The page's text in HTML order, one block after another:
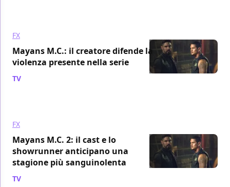
FX
Mayans M.C.: il creatore difende la
violenza presente nella serie
TV
FX
Mayans M.C. 2: il cast e lo
showrunner anticipano una
stagione più sanguinolenta
TV